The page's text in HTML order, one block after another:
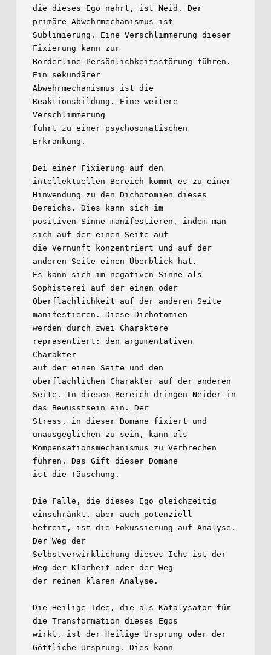
die dieses Ego nährt, ist Neid. Der
primäre Abwehrmechanismus ist
Sublimierung. Eine Verschlimmerung dieser
Fixierung kann zur
Borderline-Persönlichkeitsstörung führen.
Ein sekundärer
Abwehrmechanismus ist die
Reaktionsbildung. Eine weitere
Verschlimmerung
führt zu einer psychosomatischen
Erkrankung.
Bei einer Fixierung auf den
intellektuellen Bereich kommt es zu einer
Hinwendung zu den Dichotomien dieses
Bereichs. Dies kann sich im
positiven Sinne manifestieren, indem man
sich auf der einen Seite auf
die Vernunft konzentriert und auf der
anderen Seite einen Überblick hat.
Es kann sich im negativen Sinne als
Sophisterei auf der einen oder
Oberflächlichkeit auf der anderen Seite
manifestieren. Diese Dichotomien
werden durch zwei Charaktere
repräsentiert: den argumentativen
Charakter
auf der einen Seite und den
oberflächlichen Charakter auf der anderen
Seite. In diesem Bereich dringen Neider in
das Bewusstsein ein. Der
Stress, in dieser Domäne fixiert und
unausgeglichen zu sein, kann als
Kompensationsmechanismus zu Verbrechen
führen. Das Gift dieser Domäne
ist die Täuschung.
Die Falle, die dieses Ego gleichzeitig
einschränkt, aber auch potenziell
befreit, ist die Fokussierung auf Analyse.
Der Weg der
Selbstverwirklichung dieses Ichs ist der
Weg der Klarheit oder der Weg
der reinen klaren Analyse.
Die Heilige Idee, die als Katalysator für
die Transformation dieses Egos
wirkt, ist der Heilige Ursprung oder der
Göttliche Ursprung. Dies kann